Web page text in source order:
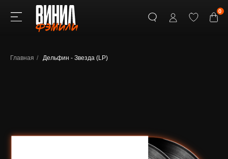
Главная / Дельфин - Звезда (LP)